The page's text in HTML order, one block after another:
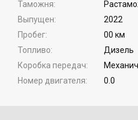
Таможня
Выпущен
2022
Пробег
00 км
Топливо
Дизель
Коробка передач
Номер двигателя
0.0